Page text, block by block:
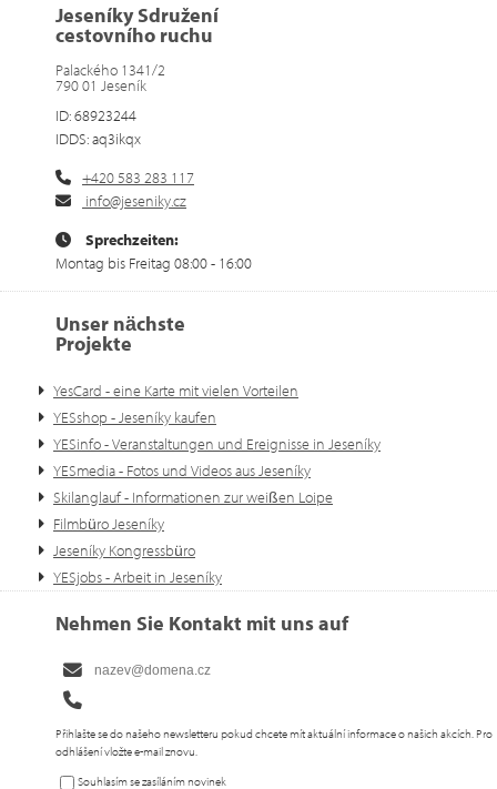
Jeseníky Sdružení
cestovního ruchu
Palackého 1341/2
790 01 Jeseník
ID: 68923244
IDDS: aq3ikqx
+420 583 283 117
info@jeseniky.cz
Sprechzeiten:
Montag bis Freitag 08:00 - 16:00
Unser nächste
Projekte
YesCard - eine Karte mit vielen Vorteilen
YESshop - Jeseníky kaufen
YESinfo - Veranstaltungen und Ereignisse in Jeseníky
YESmedia - Fotos und Videos aus Jeseníky
Skilanglauf - Informationen zur weißen Loipe
Filmbüro Jeseníky
Jeseníky Kongressbüro
YESjobs - Arbeit in Jeseníky
Nehmen Sie Kontakt mit uns auf
Přihlašte se do našeho newsletteru pokud chcete mít aktuální informace o našich akcích. Pro
odhlášení vložte e-mail znovu.
Souhlasím se zasíláním novinek